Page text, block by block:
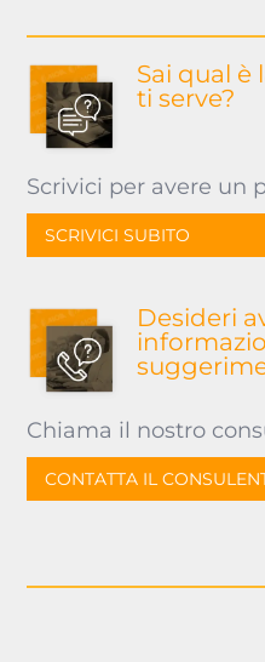
Sai qual è
ti serve?
Scrivici per avere un
SCRIVICI SUBITO
Desideri
Chiama il nostro
CONTATTA IL